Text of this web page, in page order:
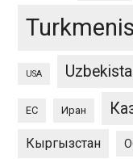
USA
ЕС Иран
Кыргызстан